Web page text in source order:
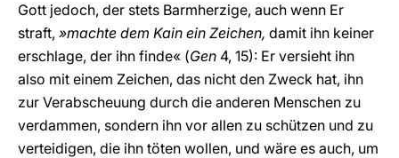
Gott jedoch, der stets Barmherzige, auch wenn Er
straft, »machte dem Kain ein Zeichen, damit ihn keiner
erschlage, der ihn finde« (Gen 4, 15): Er versieht ihn
also mit einem Zeichen, das nicht den Zweck hat, ihn
zur Verabscheuung durch die anderen Menschen zu
verdammen, sondern ihn vor allen zu schützen und zu
verteidigen, die ihn töten wollen, und wäre es auch, um